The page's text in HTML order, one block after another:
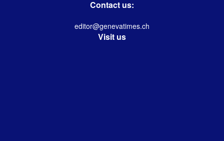
Contact us:
editor@genevatimes.ch
Visit us